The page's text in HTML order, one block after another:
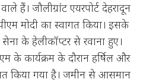
हैं। जौलीग्रांट एयरपोर्ट देहरादून
मोदी का स्वागत किया। इसके
के हेलीकॉप्टर से रवाना हुए।
के कार्यक्रम के दौरान हर्षिल और
किया गया है। जमीन से आसमान